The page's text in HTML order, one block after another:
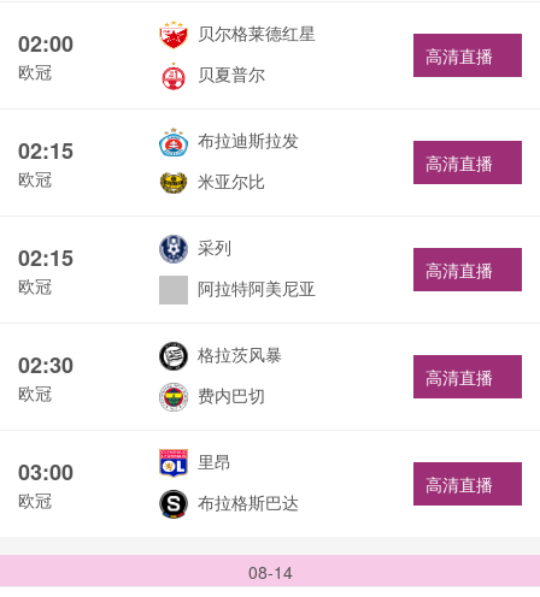
02:00
欧冠
贝尔格莱德红星
贝夏普尔
高清直播
02:15
欧冠
布拉迪斯拉发
米亚尔比
高清直播
02:15
欧冠
采列
阿拉特阿美尼亚
高清直播
02:30
欧冠
格拉茨风暴
费内巴切
高清直播
03:00
欧冠
里昂
布拉格斯巴达
高清直播
08-14